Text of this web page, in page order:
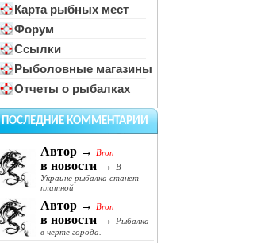
Карта рыбных мест
Форум
Ссылки
Рыболовные магазины
Отчеты о рыбалках
ПОСЛЕДНИЕ КОММЕНТАРИИ
Автор → Bron
в новости →
В
Украине рыбалка станет
платной
Автор → Bron
в новости →
Рыбалка
в черте города.